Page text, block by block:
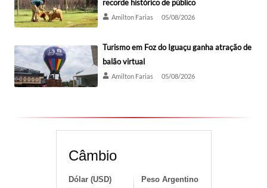
recorde histórico de público
Amilton Farias 05/08/2026
Turismo em Foz do Iguaçu ganha atração de
balão virtual
Amilton Farias 05/08/2026
Câmbio
Dólar (USD) Peso Argentino